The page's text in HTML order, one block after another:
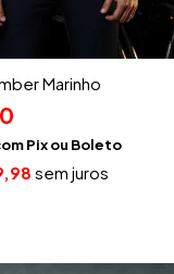
Marinho
Pix
sem juros